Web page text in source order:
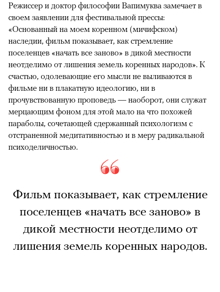
Режиссер и доктор философии Вапимуква замечает в
своем заявлении для фестивальной прессы:
«Основанный на моем коренном (мичифском)
наследии, фильм показывает, как стремление
поселенцев «начать все заново» в дикой местности
неотделимо от лишения земель коренных народов». К
счастью, одолевающие его мысли не выливаются в
фильме ни в плакатную идеологию, ни в
прочувствованную проповедь — наоборот, они служат
мерцающим фоном для этой мало на что похожей
параболы, сочетающей сдержанный психологизм с
отстраненной медитативностью и в меру радикальной
психоделичностью.
Фильм показывает, как стремление
поселенцев «начать все заново» в
дикой местности неотделимо от
лишения земель коренных народов.